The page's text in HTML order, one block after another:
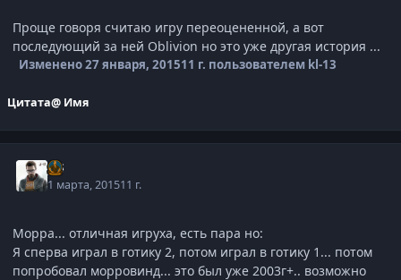
Проще говоря считаю игру переоцененной, а вот
последующий за ней Oblivion но это уже другая история ...
Изменено27 января, 201511 г. пользователем kl-13
Цитата@ Имя
j-G
1 марта, 201511 г.
Морра... отличная игруха, есть пара но:
Я сперва играл в готику 2, потом играл в готику 1... потом
попробовал морровинд... это был уже 2003г+.. возможно